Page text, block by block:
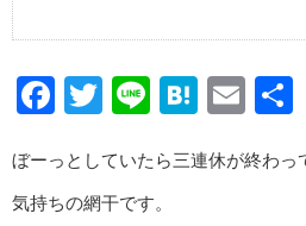
Facebook
Twitter
LineHatena
ぼーっとしていたら三連休が終わ
気持ちの網干です。